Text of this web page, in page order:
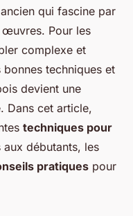
pour
sur bois
de lecture
qui fascine par
œuvres. Pour les
complexe et
techniques et
devient une
Dans cet article,
techniques pour
débutants, les
pratiques pour